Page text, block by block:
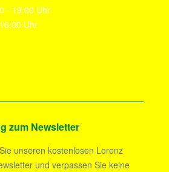
- 19:00 Uhr
Uhr
zum Newsletter
unseren kostenlosen Lorenz
und verpassen Sie keine